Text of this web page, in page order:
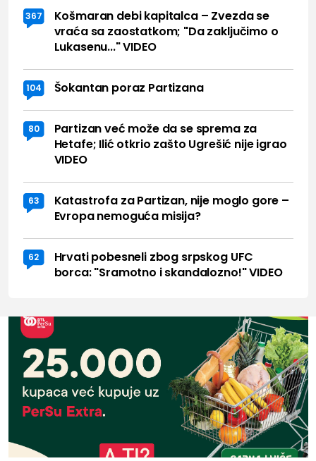
367
Košmaran debi kapitalca – Zvezda se
vraća sa zaostatkom; "Da zaključimo o
Lukasenu..." VIDEO
104 Šokantan poraz Partizana
80
Partizan već može da se sprema za
Hetafe; Ilić otkrio zašto Ugrešić nije igrao
VIDEO
63
Katastrofa za Partizan, nije moglo gore –
Evropa nemoguća misija?
62
Hrvati pobesneli zbog srpskog UFC
borca: "Sramotno i skandalozno!" VIDEO